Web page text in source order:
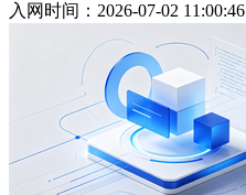
入网时间：2026-07-02 11:00:46